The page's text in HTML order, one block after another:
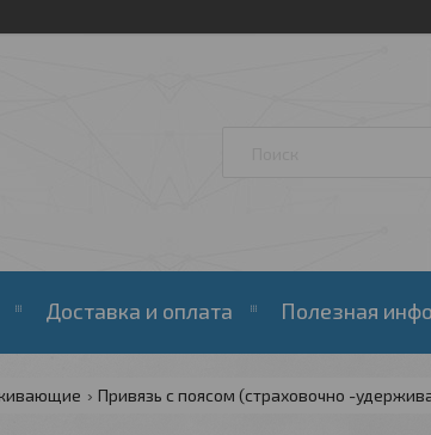
Доставка и оплата Полезная
Привязь с поясом (страховочно -